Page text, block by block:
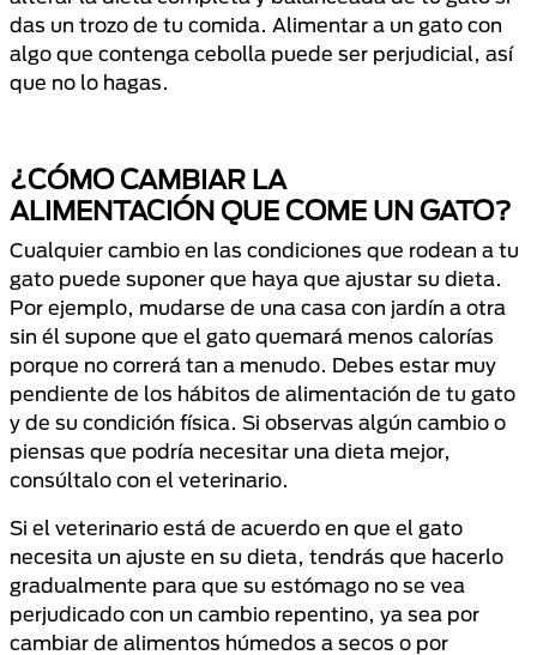
das un trozo de tu comida. Alimentar a un gato con
algo que contenga cebolla puede ser perjudicial, así
que no lo hagas.
¿CÓMO CAMBIAR LA
ALIMENTACIÓN QUE COME UN GATO?
Cualquier cambio en las condiciones que rodean a tu
gato puede suponer que haya que ajustar su dieta.
Por ejemplo, mudarse de una casa con jardín a otra
sin él supone que el gato quemará menos calorías
porque no correrá tan a menudo. Debes estar muy
pendiente de los hábitos de alimentación de tu gato
y de su condición física. Si observas algún cambio o
piensas que podría necesitar una dieta mejor,
consúltalo con el veterinario.
Si el veterinario está de acuerdo en que el gato
necesita un ajuste en su dieta, tendrás que hacerlo
gradualmente para que su estómago no se vea
perjudicado con un cambio repentino, ya sea por
cambiar de alimentos húmedos a secos o por